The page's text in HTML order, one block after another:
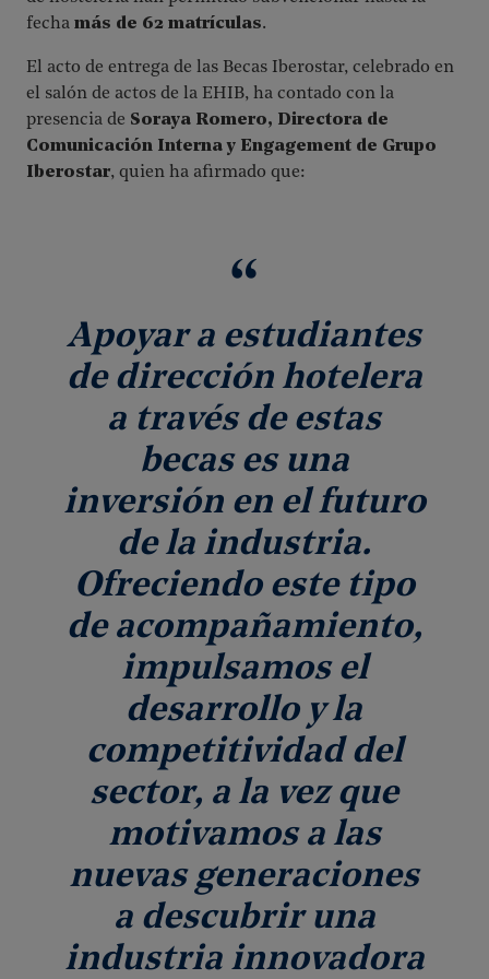
fecha más de 62 matrículas.
El acto de entrega de las Becas Iberostar, celebrado en
el salón de actos de la EHIB, ha contado con la
presencia de Soraya Romero, Directora de
Comunicación Interna y Engagement de Grupo
Iberostar, quien ha afirmado que:
Apoyar a estudiantes
de dirección hotelera
a través de estas
becas es una
inversión en el futuro
de la industria.
Ofreciendo este tipo
de acompañamiento,
impulsamos el
desarrollo y la
competitividad del
sector, a la vez que
motivamos a las
nuevas generaciones
a descubrir una
industria innovadora